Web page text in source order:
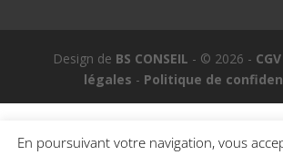
Design de BS CONSEIL - © 2026 - CGV
légales - Politique de
En poursuivant votre navigation, vous